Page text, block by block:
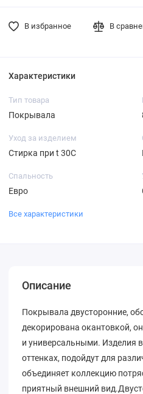
В избранное В
Характеристики
Тип товара
Покрывала
Уход за изделием
Стирка при t 30С
Спальность
Евро
Все характеристики
Описание
Покрывала двусторонние,
декорирована окантовкой,
и универсальными. Изделия
оттенках, подойдут для
объединяет коллекцию
приятный внешний